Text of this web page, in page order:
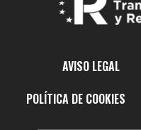
AVISO LEGAL
POLÍTICA DE COOKIES